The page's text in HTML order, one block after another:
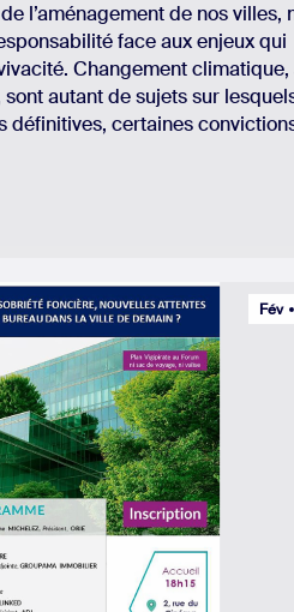
l’aménagement de nos villes,
face aux enjeux qui
Changement
autant de sujets sur
définitives, certaines
Fév